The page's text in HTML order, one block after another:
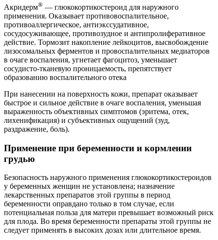
Акридерм® — глюкокортикостероид для наружного
применения. Оказывает противовоспалительное,
противоаллергическое, антиэкссудативное,
сосудосуживающее, противозудное и антипролиферативное
действие. Тормозит накопление лейкоцитов, высвобождение
лизосомальных ферментов и провоспалительных медиаторов
в очаге воспаления, угнетает фагоцитоз, уменьшает
сосудисто-тканевую проницаемость, препятствует
образованию воспалительного отека
При нанесении на поверхность кожи, препарат оказывает
быстрое и сильное действие в очаге воспаления, уменьшая
выраженность объективных симптомов (эритема, отек,
лихенификация) и субъективных ощущений (зуд,
раздражение, боль).
Применение при беременности и кормлении
грудью
Безопасность наружного применения глюкокортикостероидов
у беременных женщин не установлена; назначение
лекарственных препаратов этой группы в период
беременности оправдано только в том случае, если
потенциальная польза для матери превышает возможный риск
для плода. Во время беременности препараты этой группы не
следует применять в высоких дозах или длительное время.